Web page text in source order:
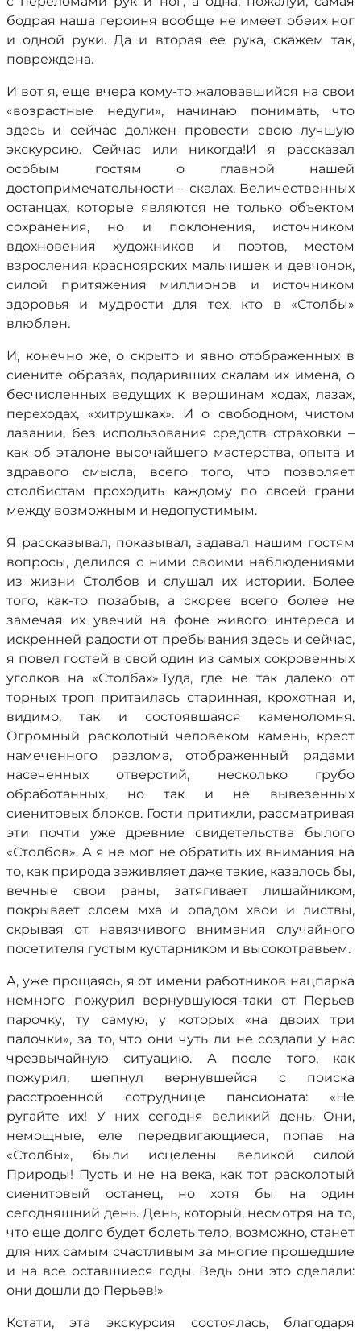
бодрая наша героиня вообще не имеет обеих ног
и одной руки. Да и вторая ее рука, скажем так,
повреждена.
И вот я, еще вчера кому-то жаловавшийся на свои
«возрастные недуги», начинаю понимать, что
здесь и сейчас должен провести свою лучшую
экскурсию. Сейчас или никогда!И я рассказал
особым гостям о главной нашей
достопримечательности – скалах. Величественных
останцах, которые являются не только объектом
сохранения, но и поклонения, источником
вдохновения художников и поэтов, местом
взросления красноярских мальчишек и девчонок,
силой притяжения миллионов и источником
здоровья и мудрости для тех, кто в «Столбы»
влюблен.
И, конечно же, о скрыто и явно отображенных в
сиените образах, подаривших скалам их имена, о
бесчисленных ведущих к вершинам ходах, лазах,
переходах, «хитрушках». И о свободном, чистом
лазании, без использования средств страховки –
как об эталоне высочайшего мастерства, опыта и
здравого смысла, всего того, что позволяет
столбистам проходить каждому по своей грани
между возможным и недопустимым.
Я рассказывал, показывал, задавал нашим гостям
вопросы, делился с ними своими наблюдениями
из жизни Столбов и слушал их истории. Более
того, как-то позабыв, а скорее всего более не
замечая их увечий на фоне живого интереса и
искренней радости от пребывания здесь и сейчас,
я повел гостей в свой один из самых сокровенных
уголков на «Столбах».Туда, где не так далеко от
торных троп притаилась старинная, крохотная и,
видимо, так и состоявшаяся каменоломня.
Огромный расколотый человеком камень, крест
намеченного разлома, отображенный рядами
насеченных отверстий, несколько грубо
обработанных, но так и не вывезенных
сиенитовых блоков. Гости притихли, рассматривая
эти почти уже древние свидетельства былого
«Столбов». А я не мог не обратить их внимания на
то, как природа заживляет даже такие, казалось бы,
вечные свои раны, затягивает лишайником,
покрывает слоем мха и опадом хвои и листвы,
скрывая от навязчивого внимания случайного
посетителя густым кустарником и высокотравьем.
А, уже прощаясь, я от имени работников нацпарка
немного пожурил вернувшуюся-таки от Перьев
парочку, ту самую, у которых «на двоих три
палочки», за то, что они чуть ли не создали у нас
чрезвычайную ситуацию. А после того, как
пожурил, шепнул вернувшейся с поиска
расстроенной сотруднице пансионата: «Не
ругайте их! У них сегодня великий день. Они,
немощные, еле передвигающиеся, попав на
«Столбы», были исцелены великой силой
Природы! Пусть и не на века, как тот расколотый
сиенитовый останец, но хотя бы на один
сегодняшний день. День, который, несмотря на то,
что еще долго будет болеть тело, возможно, станет
для них самым счастливым за многие прошедшие
и на все оставшиеся годы. Ведь они это сделали:
они дошли до Перьев!»
Кстати, эта экскурсия состоялась, благодаря